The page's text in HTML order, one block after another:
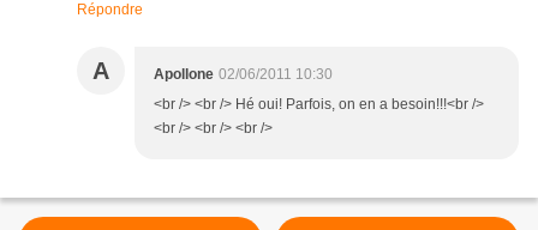
Répondre
A Apollone 02/06/2011 10:30
<br /> <br /> Hé oui! Parfois, on en a besoin!!!<br />
<br /> <br /> <br />